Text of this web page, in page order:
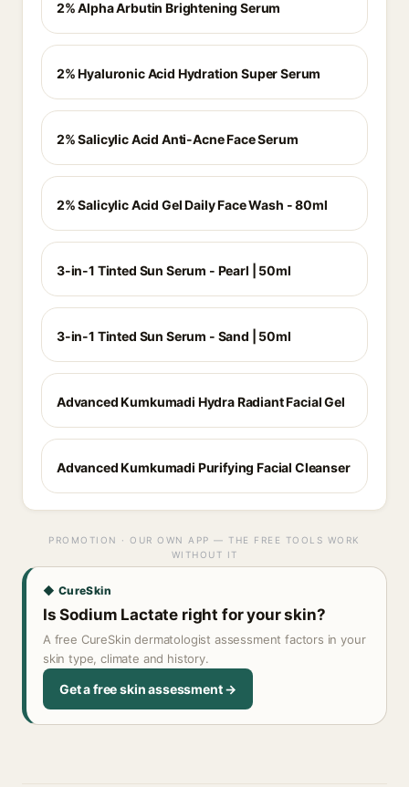
2% Alpha Arbutin Brightening Serum
2% Hyaluronic Acid Hydration Super Serum
2% Salicylic Acid Anti-Acne Face Serum
2% Salicylic Acid Gel Daily Face Wash - 80ml
3-in-1 Tinted Sun Serum - Pearl | 50ml
3-in-1 Tinted Sun Serum - Sand | 50ml
Advanced Kumkumadi Hydra Radiant Facial Gel
Advanced Kumkumadi Purifying Facial Cleanser
PROMOTION · OUR OWN APP — THE FREE TOOLS WORK
WITHOUT IT
◆ CureSkin
Is Sodium Lactate right for your skin?
A free CureSkin dermatologist assessment factors in your
skin type, climate and history.
Get a free skin assessment →